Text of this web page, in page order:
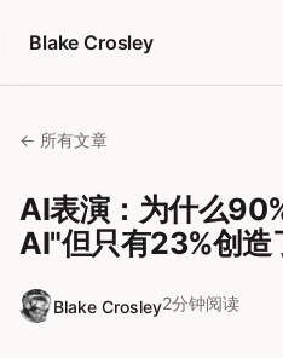
Blake Crosley
← 所有文章
AI表演：为什么
AI"但只有23%创造
Blake Crosley2分钟阅读